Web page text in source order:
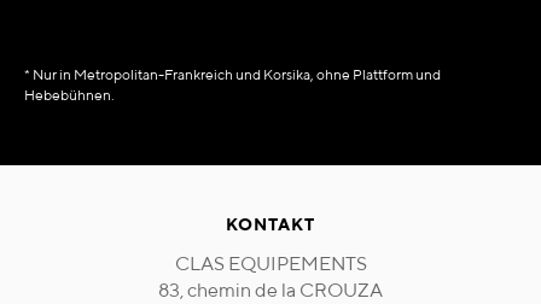
* Nur in Metropolitan-Frankreich und Korsika, ohne Plattform und
Hebebühnen.
KONTAKT
CLAS EQUIPEMENTS
83, chemin de la CROUZA